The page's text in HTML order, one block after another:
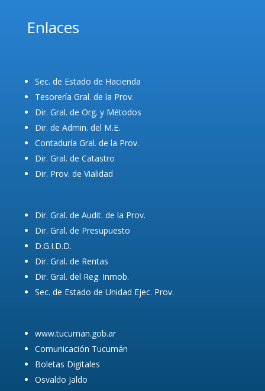
Enlaces
Sec. de Estado de Hacienda
Tesorería Gral. de la Prov.
Dir. Gral. de Org. y Métodos
Dir. de Admin. del M.E.
Contaduría Gral. de la Prov.
Dir. Gral. de Catastro
Dir. Prov. de Vialidad
Dir. Gral. de Audit. de la Prov.
Dir. Gral. de Presupuesto
D.G.I.D.D.
Dir. Gral. de Rentas
Dir. Gral. del Reg. Inmob.
Sec. de Estado de Unidad Ejec. Prov.
www.tucuman.gob.ar
Comunicación Tucumán
Boletas Digitales
Osvaldo Jaldo